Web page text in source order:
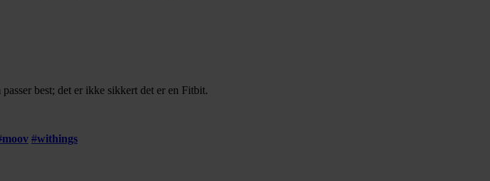
best; det er ikke sikkert det er en Fitbit.
moov #withings